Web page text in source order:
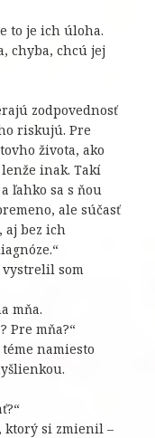
to je ich úloha.
chyba, chcú jej
zodpovednosť
riskujú. Pre
života, ako
inak. Takí
ľahko sa s ňou
ale súčasť
aj bez ich
vystrelil som
mňa.
Pre mňa?“
namiesto
ktorý si zmienil –